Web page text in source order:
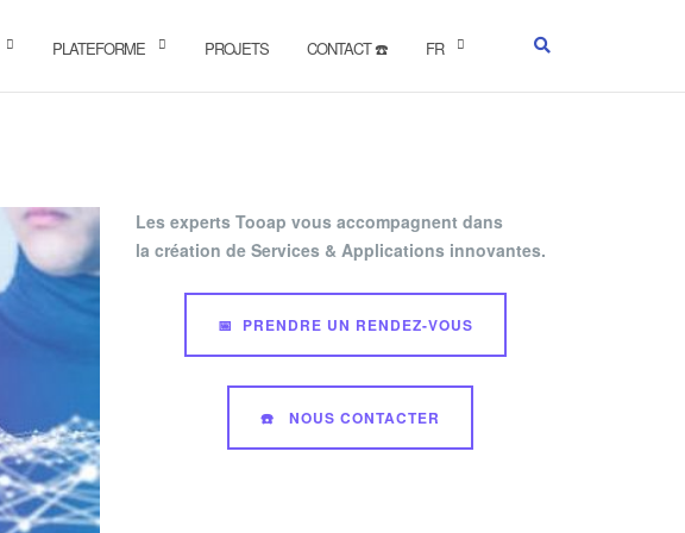
PLATEFORME PROJETS CONTACT ☎️ FR
Les experts Tooap vous accompagnent dans
la création de Services & Applications innovantes.
📅 PRENDRE UN RENDEZ-VOUS
☎️ NOUS CONTACTER